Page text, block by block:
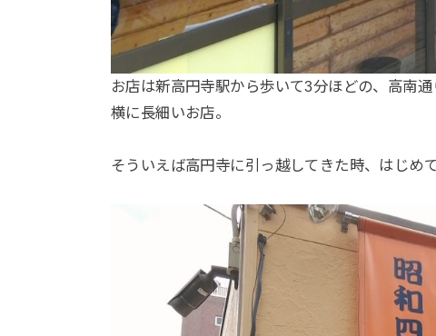
お店は新高円寺駅から歩いて3分ほどの、高南通
横に長細いお店。
そういえば高円寺に引っ越してきた時、はじめ